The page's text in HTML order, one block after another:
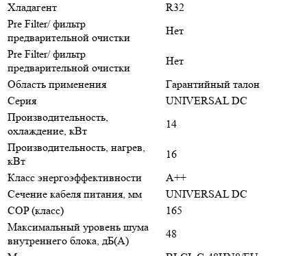
Хладагент
R32
Pre Filter/ фильтр
предварительной очистки
Нет
Pre Filter/ фильтр
предварительной очистки
Нет
Область применения
Гарантийный талон
Серия
UNIVERSAL DC
Производительность,
охлаждение, кВт
14
Производительность, нагрев,
кВт
16
Класс энергоэффективности
A++
Сечение кабеля питания, мм
UNIVERSAL DC
COP (класс)
165
Максимальный уровень шума
внутреннего блока, дБ(А)
48